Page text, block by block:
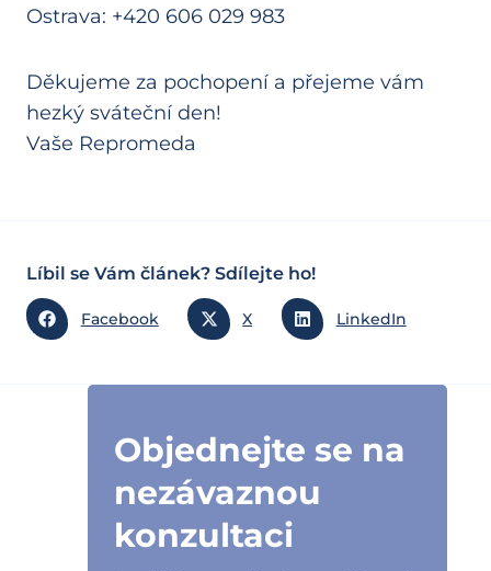
Ostrava: +420 606 029 983
Děkujeme za pochopení a přejeme vám
hezký sváteční den!
Vaše Repromeda
Líbil se Vám článek? Sdílejte ho!
Facebook X LinkedIn
Objednejte se na
nezávaznou
konzultaci